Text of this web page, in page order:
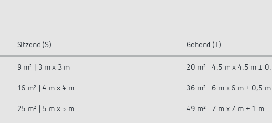
Sitzend (S) Gehend (T)
9 m² | 3 m x 3 m 20 m² | 4,5 m x 4,5 m ±
16 m² | 4 m x 4 m 36 m² | 6 m x 6 m ± 0,5 m
25 m² | 5 m x 5 m 49 m² | 7 m x 7 m ± 1 m